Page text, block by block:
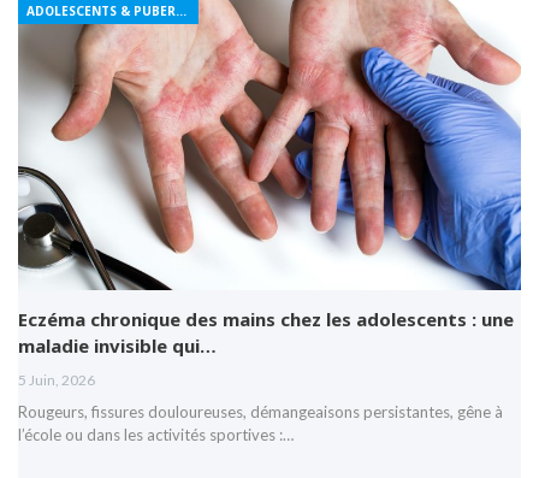
ADOLESCENTS & PUBERTÉ
Eczéma chronique des mains chez les adolescents : une
maladie invisible qui…
5 Juin, 2026
Rougeurs, fissures douloureuses, démangeaisons persistantes, gêne à
l’école ou dans les activités sportives :…